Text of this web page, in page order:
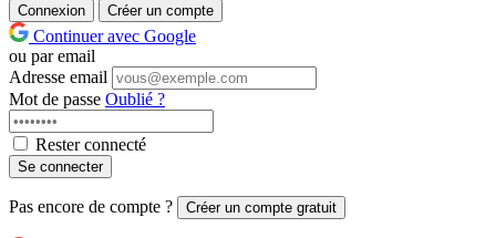
Connexion Créer un compte
Continuer avec Google
ou par email
Adresse email
Mot de passe Oublié ?
Rester connecté
Se connecter
Pas encore de compte ? Créer un compte gratuit